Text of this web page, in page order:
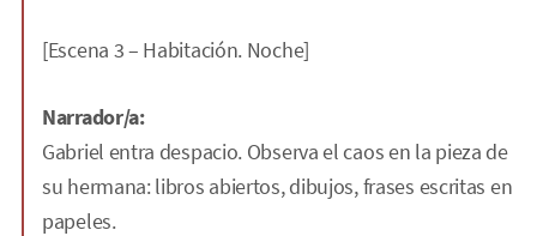
[Escena 3 – Habitación. Noche]
Narrador/a:
Gabriel entra despacio. Observa el caos en la pieza de
su hermana: libros abiertos, dibujos, frases escritas en
papeles.